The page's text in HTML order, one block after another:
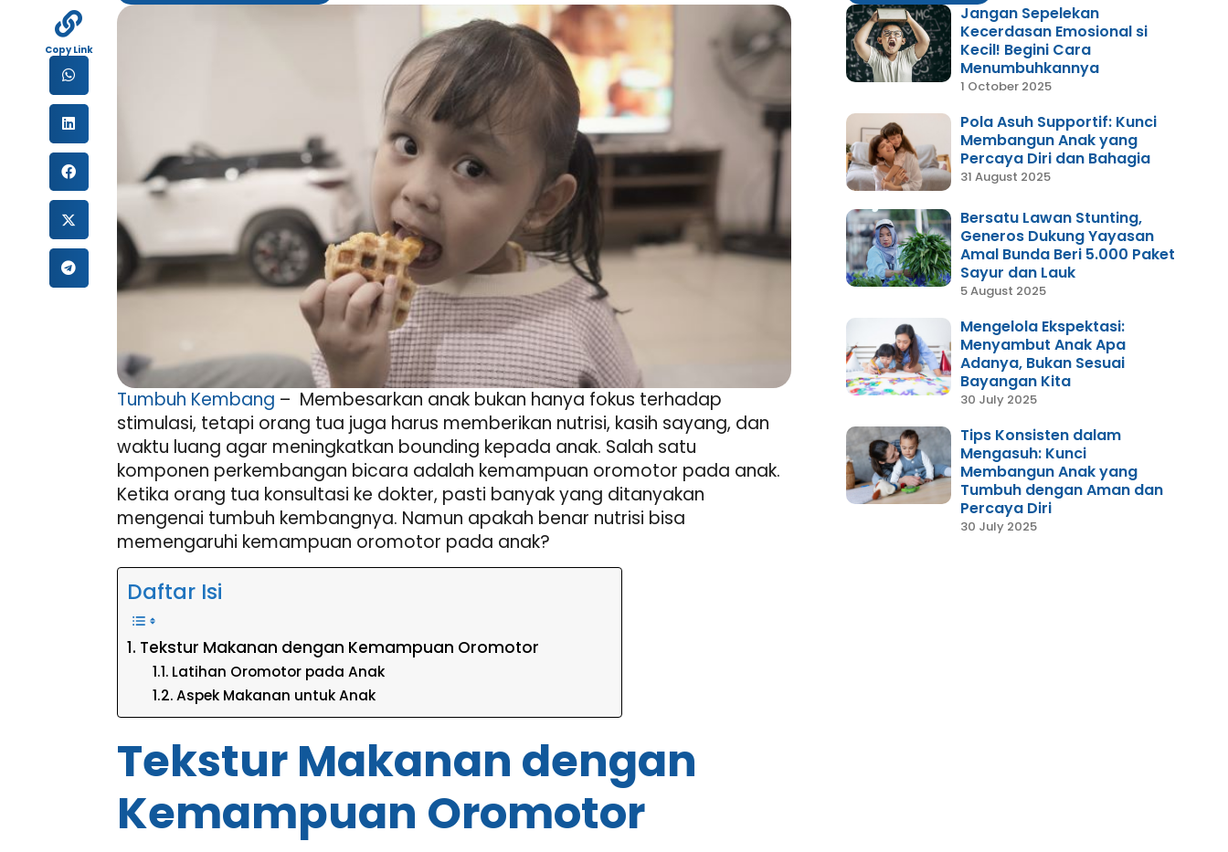
Copy Link
Tumbuh Kembang – Membesarkan anak bukan hanya fokus terhadap
stimulasi, tetapi orang tua juga harus memberikan nutrisi, kasih sayang, dan
waktu luang agar meningkatkan bounding kepada anak. Salah satu
komponen perkembangan bicara adalah kemampuan oromotor pada anak.
Ketika orang tua konsultasi ke dokter, pasti banyak yang ditanyakan
mengenai tumbuh kembangnya. Namun apakah benar nutrisi bisa
memengaruhi kemampuan oromotor pada anak?
Daftar Isi
Tekstur Makanan dengan Kemampuan Oromotor
Latihan Oromotor pada Anak
Aspek Makanan untuk Anak
Tekstur Makanan dengan
Kemampuan Oromotor
Jangan Sepelekan
Kecerdasan Emosional si
Kecil! Begini Cara
Menumbuhkannya
1 October 2025
Pola Asuh Supportif: Kunci
Membangun Anak yang
Percaya Diri dan Bahagia
31 August 2025
Bersatu Lawan Stunting,
Generos Dukung Yayasan
Amal Bunda Beri 5.000 Paket
Sayur dan Lauk
5 August 2025
Mengelola Ekspektasi:
Menyambut Anak Apa
Adanya, Bukan Sesuai
Bayangan Kita
30 July 2025
Tips Konsisten dalam
Mengasuh: Kunci
Membangun Anak yang
Tumbuh dengan Aman dan
Percaya Diri
30 July 2025